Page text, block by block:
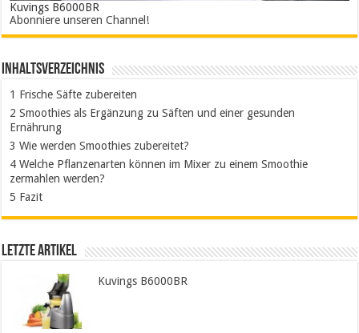
Kuvings B6000BR
Abonniere unseren Channel!
Inhaltsverzeichnis
1 Frische Säfte zubereiten
2 Smoothies als Ergänzung zu Säften und einer gesunden
Ernährung
3 Wie werden Smoothies zubereitet?
4 Welche Pflanzenarten können im Mixer zu einem Smoothie
zermahlen werden?
5 Fazit
Letzte Artikel
Kuvings B6000BR